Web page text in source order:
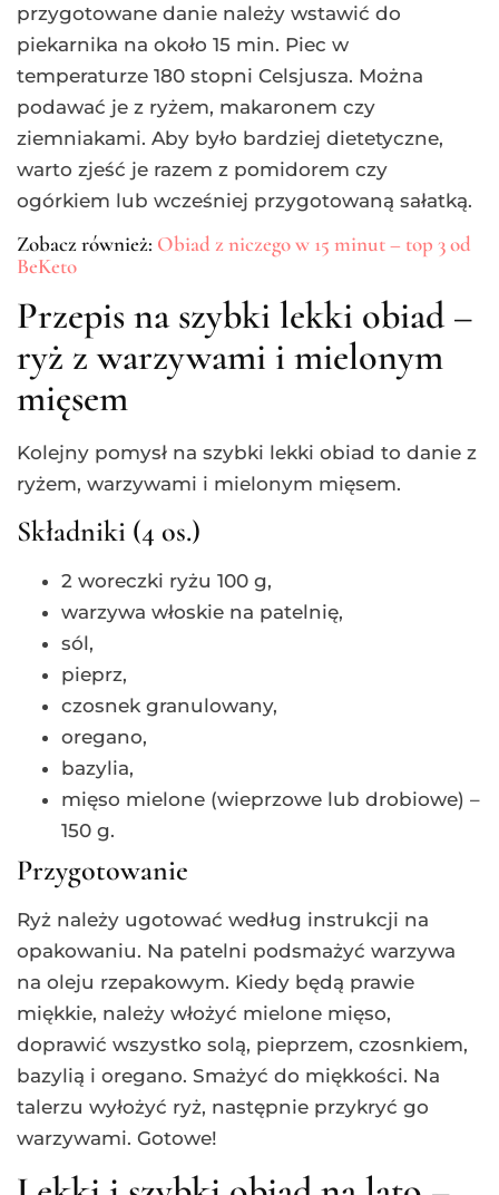
przygotowane danie należy wstawić do
piekarnika na około 15 min. Piec w
temperaturze 180 stopni Celsjusza. Można
podawać je z ryżem, makaronem czy
ziemniakami. Aby było bardziej dietetyczne,
warto zjeść je razem z pomidorem czy
ogórkiem lub wcześniej przygotowaną sałatką.
Zobacz również: Obiad z niczego w 15 minut – top 3 od
BeKeto
Przepis na szybki lekki obiad –
ryż z warzywami i mielonym
mięsem
Kolejny pomysł na szybki lekki obiad to danie z
ryżem, warzywami i mielonym mięsem.
Składniki (4 os.)
2 woreczki ryżu 100 g,
warzywa włoskie na patelnię,
sól,
pieprz,
czosnek granulowany,
oregano,
bazylia,
mięso mielone (wieprzowe lub drobiowe) –
150 g.
Przygotowanie
Ryż należy ugotować według instrukcji na
opakowaniu. Na patelni podsmażyć warzywa
na oleju rzepakowym. Kiedy będą prawie
miękkie, należy włożyć mielone mięso,
doprawić wszystko solą, pieprzem, czosnkiem,
bazylią i oregano. Smażyć do miękkości. Na
talerzu wyłożyć ryż, następnie przykryć go
warzywami. Gotowe!